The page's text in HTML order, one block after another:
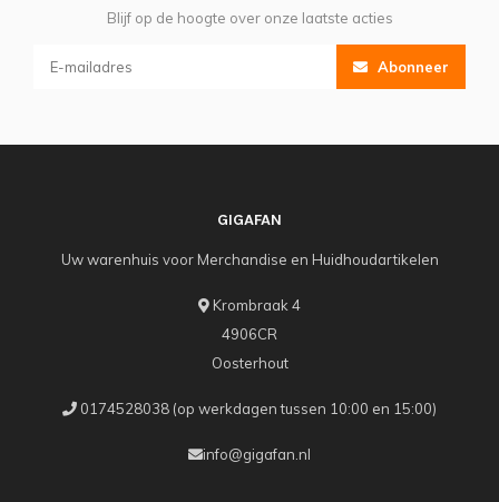
Blijf op de hoogte over onze laatste acties
Abonneer
GIGAFAN
Uw warenhuis voor Merchandise en Huidhoudartikelen
Krombraak 4
4906CR
Oosterhout
0174528038 (op werkdagen tussen 10:00 en 15:00)
info@gigafan.nl